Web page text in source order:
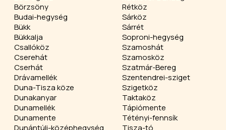
Börzsöny
Budai-hegység
Bükk
Bükkalja
Csallóköz
Cserehát
Cserhát
Drávamellék
Duna-Tisza köze
Dunakanyar
Dunamellék
Dunamente
Dunántúli-középhegység
Rétköz
Sárköz
Sárrét
Soproni-hegység
Szamoshát
Szamosköz
Szatmár-Bereg
Szentendrei-sziget
Szigetköz
Taktaköz
Tápiómente
Tétényi-fennsík
Tisza-tó